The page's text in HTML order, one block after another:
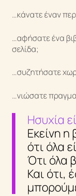
Κάτια
…κάνατε έναν
…αφήσατε ένα
σελίδα;
…συζητήσατε
…νιώσατε
Ησυχία
Εκείνη
ότι όλα
Ότι όλα
Και ότι,